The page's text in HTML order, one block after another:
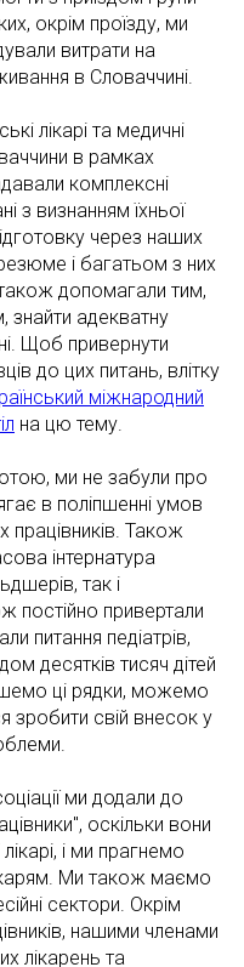
окрім проїзду, ми
витрати на
в Словаччині.
лікарі та медичні
в рамках
комплексні
з визнанням їхньої
через наших
і багатьом з них
допомагали тим,
знайти адекватну
Щоб привернути
до цих питань, влітку
міжнародний
на цю тему.
ми не забули про
в поліпшенні умов
працівників. Також
інтернатура
так і
постійно привертали
питання педіатрів,
десятків тисяч дітей
ці рядки, можемо
свій внесок у
ми додали до
оскільки вони
і ми прагнемо
Ми також маємо
сектори. Окрім
нашими членами
лікарень та